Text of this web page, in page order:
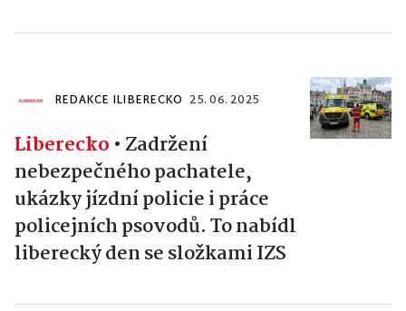
REDAKCE ILIBERECKO 25. 06. 2025
Liberecko • Zadržení
nebezpečného pachatele,
ukázky jízdní policie i práce
policejních psovodů. To nabídl
liberecký den se složkami IZS